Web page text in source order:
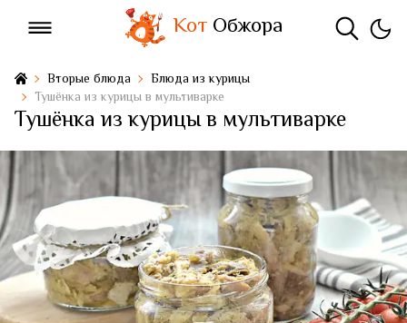
КотОбжора
Вторые блюда
Блюда из курицы
Тушёнка из курицы в мультиварке
Тушёнка из курицы в мультиварке